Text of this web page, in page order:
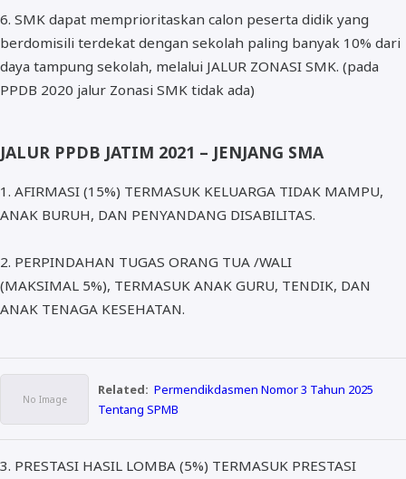
6. SMK dapat memprioritaskan calon peserta didik yang
berdomisili terdekat dengan sekolah paling banyak 10% dari
daya tampung sekolah, melalui JALUR ZONASI SMK. (pada
PPDB 2020 jalur Zonasi SMK tidak ada)
JALUR PPDB JATIM 2021 – JENJANG SMA
1. AFIRMASI (15%) TERMASUK KELUARGA TIDAK MAMPU,
ANAK BURUH, DAN PENYANDANG DISABILITAS.
2. PERPINDAHAN TUGAS ORANG TUA /WALI
(MAKSIMAL 5%), TERMASUK ANAK GURU, TENDIK, DAN
ANAK TENAGA KESEHATAN.
Related: Permendikdasmen Nomor 3 Tahun 2025
Tentang SPMB
3. PRESTASI HASIL LOMBA (5%) TERMASUK PRESTASI